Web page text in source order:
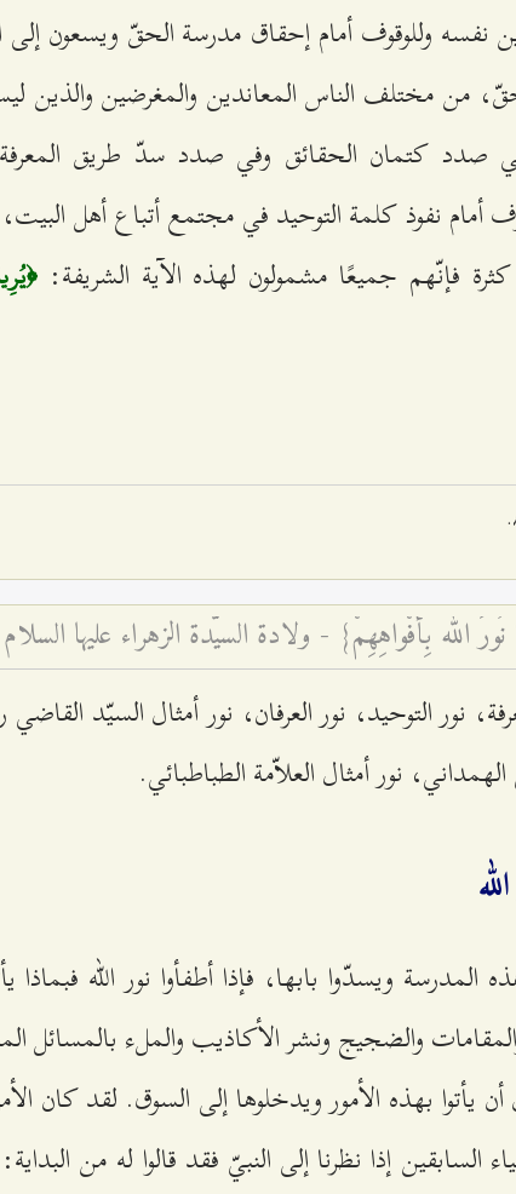
نفسه وللوقوف أمام إحقاق مدرسة الحقّ ويسعون إلى
من مختلف الناس المعاندين والمغرضين والذين
صدد كتمان الحقائق وفي صدد سدّ طريق
أمام نفوذ كلمة التوحيد في مجتمع أتباع أهل
فإنّهم جميعًا مشمولون لهذه الآية الشريفة:
نور التوحيد، نور العرفان، نور أمثال السيّد
نور أمثال العلاّمة الطباطبائي.
المدرسة ويسدّوا بابها، فإذا أطفأوا نور الله فبماذا
والضجيج ونشر الأكاذيب والملء بالمسائل
يأتوا بهذه الأمور ويدخلوها إلى السوق. لقد كان
إذا نظرنا إلى النبيّ فقد قالوا له من